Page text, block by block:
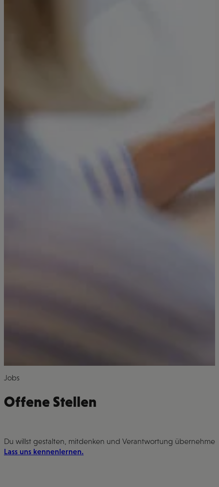
Jobs
Offene Stellen
Du willst gestalten, mitdenken und Verantwortung
Lass uns kennenlernen.